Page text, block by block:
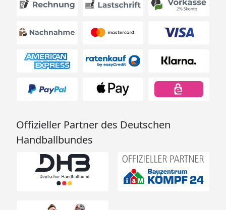
Offizieller Partner des Deutschen
Handballbundes